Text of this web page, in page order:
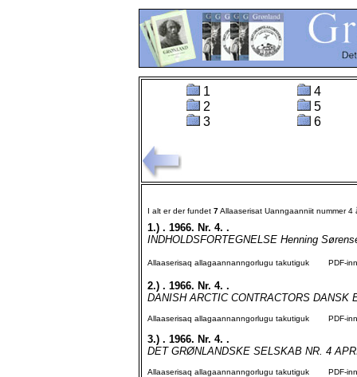
1
2
3
4
5
6
I alt er der fundet 7Allaaserisat Uanngaanniit nummer 4
1.) . 1966. Nr. 4. .
INDHOLDSFORTEGNELSE Henning
Allaaserisaq allagaannanngorlugu takutiguk PDF-
2.) . 1966. Nr. 4. .
DANISH ARCTIC CONTRACTORS
Allaaserisaq allagaannanngorlugu takutiguk PDF-
3.) . 1966. Nr. 4. .
DET GRØNLANDSKE SELSKAB NR. 4
Allaaserisaq allagaannanngorlugu takutiguk PDF-